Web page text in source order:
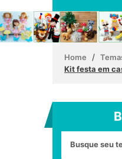
Home /
Kit festa em